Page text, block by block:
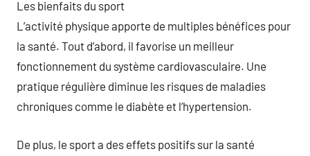
Les bienfaits du sport
L’activité physique apporte de multiples bénéfices pour
la santé. Tout d’abord, il favorise un meilleur
fonctionnement du système cardiovasculaire. Une
pratique régulière diminue les risques de maladies
chroniques comme le diabète et l’hypertension.
De plus, le sport a des effets positifs sur la santé